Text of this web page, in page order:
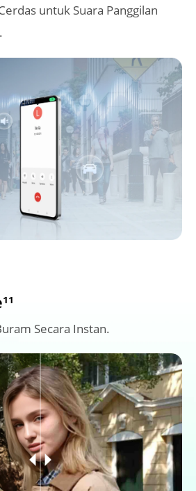
untuk Suara Panggilan
Secara Instan.